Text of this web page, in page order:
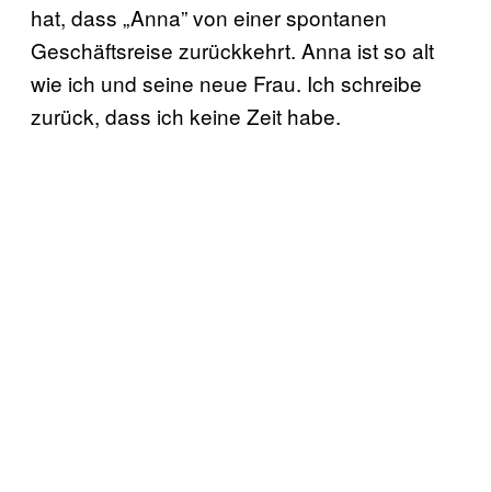
hat, dass „Anna” von einer spontanen
Geschäftsreise zurückkehrt. Anna ist so alt
wie ich und seine neue Frau. Ich schreibe
zurück, dass ich keine Zeit habe.